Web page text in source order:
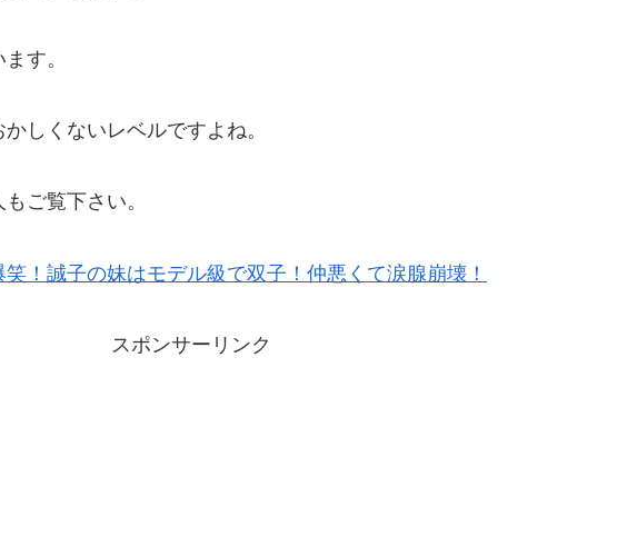
す。
しくないレベルですよね。
ご覧下さい。
！誠子の妹はモデル級で双子！仲悪くて涙腺崩壊！
スポンサーリンク